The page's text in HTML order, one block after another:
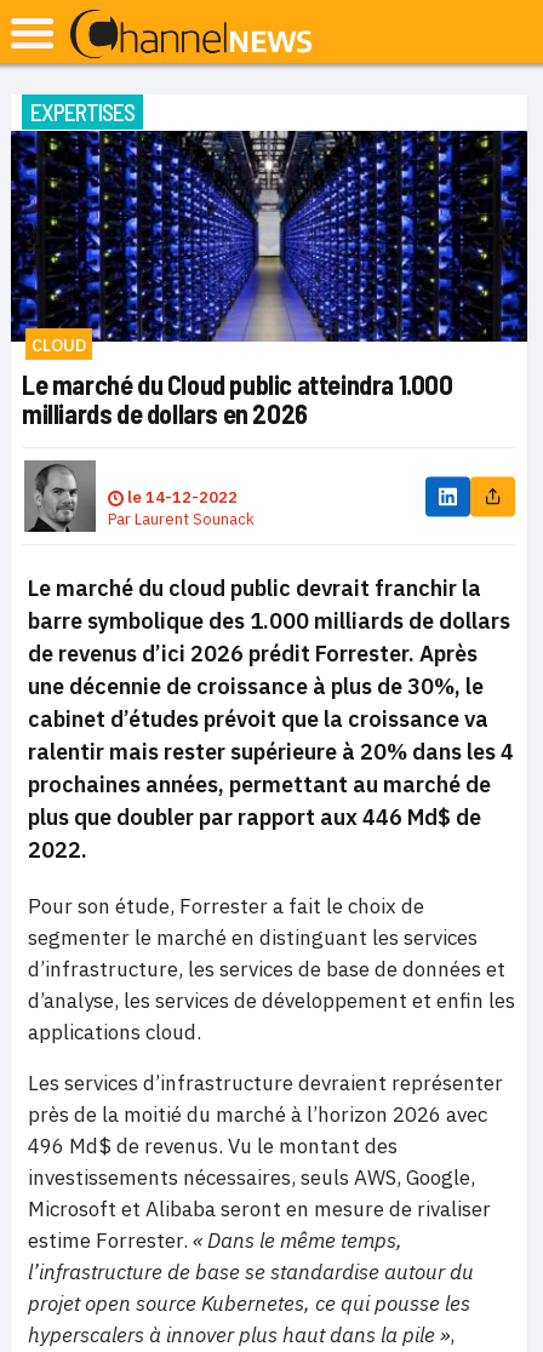
EXPERTISES
CLOUD
Le marché du Cloud public atteindra 1.000
milliards de dollars en 2026
le14-12-2022
ParLaurent Sounack
Le marché du cloud public devrait franchir la
barre symbolique des 1.000 milliards de dollars
de revenus d’ici 2026 prédit Forrester. Après
une décennie de croissance à plus de 30%, le
cabinet d’études prévoit que la croissance va
ralentir mais rester supérieure à 20% dans les 4
prochaines années, permettant au marché de
plus que doubler par rapport aux 446 Md$ de
2022.
Pour son étude, Forrester a fait le choix de
segmenter le marché en distinguant les services
d’infrastructure, les services de base de données et
d’analyse, les services de développement et enfin les
applications cloud.
Les services d’infrastructure devraient représenter
près de la moitié du marché à l’horizon 2026 avec
496 Md$ de revenus. Vu le montant des
investissements nécessaires, seuls AWS, Google,
Microsoft et Alibaba seront en mesure de rivaliser
estime Forrester. « Dans le même temps,
l’infrastructure de base se standardise autour du
projet open source Kubernetes, ce qui pousse les
hyperscalers à innover plus haut dans la pile »,